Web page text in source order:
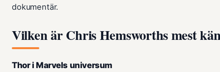
dokumentär.
Vilken är Chris Hemsworths mest
Thor i Marvels universum